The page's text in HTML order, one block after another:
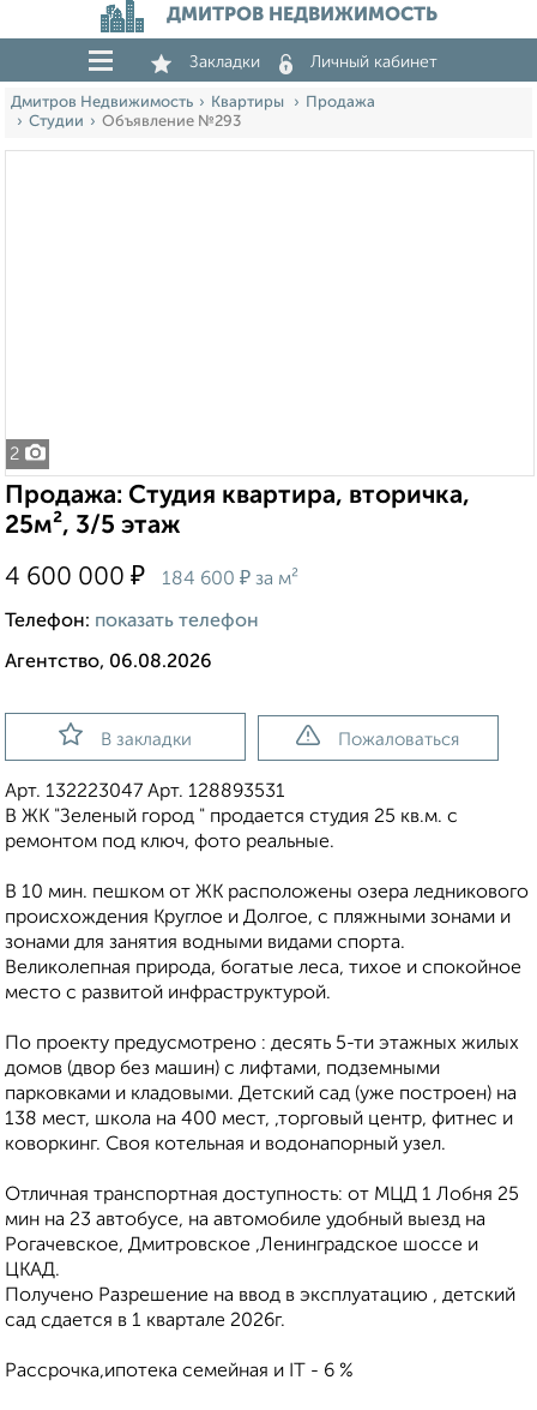
ДМИТРОВ НЕДВИЖИМОСТЬ
Закладки Личный кабинет
Дмитров Недвижимость Квартиры
Продажа
Студии
Объявление №293
2
Продажа: Студия квартира, вторичка,
25м², 3/5 этаж
4 600 000 ₽ 184 600 ₽ за м²
Телефон: показать телефон
Агентство, 06.08.2026
В закладки Пожаловаться
Арт. 132223047 Арт. 128893531
В ЖК "Зеленый город " продается студия 25 кв.м. с
ремонтом под ключ, фото реальные.
В 10 мин. пешком от ЖК расположены озера ледникового
происхождения Круглое и Долгое, с пляжными зонами и
зонами для занятия водными видами спорта.
Великолепная природа, богатые леса, тихое и спокойное
место с развитой инфраструктурой.
По проекту предусмотрено : десять 5-ти этажных жилых
домов (двор без машин) с лифтами, подземными
парковками и кладовыми. Детский сад (уже построен) на
138 мест, школа на 400 мест, ,торговый центр, фитнес и
коворкинг. Своя котельная и водонапорный узел.
Отличная транспортная доступность: от МЦД 1 Лобня 25
мин на 23 автобусе, на автомобиле удобный выезд на
Рогачевское, Дмитровское ,Ленинградское шоссе и
ЦКАД.
Получено Разрешение на ввод в эксплуатацию , детский
сад сдается в 1 квартале 2026г.
Рассрочка,ипотека семейная и IT - 6 %